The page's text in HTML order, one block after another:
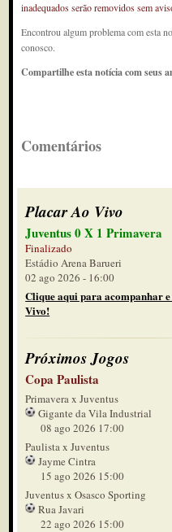
inadequados serão removidos sem
Encontrou algum problema com esta
conosco.
Compartilhe esta notícia com seus
Comentários
Placar Ao Vivo
Juventus 0 X 1 Primavera
Finalizado
Estádio Arena Barueri
02 ago 2026 - 16:00
Clique aqui para acompanhar
Vivo!
Próximos Jogos
Copa Paulista
Primavera x Juventus
Gigante da Vila Industrial
08 ago 2026 17:00
Paulista x Juventus
Jayme Cintra
15 ago 2026 15:00
Juventus x Osasco Sporting
Rua Javari
22 ago 2026 15:00